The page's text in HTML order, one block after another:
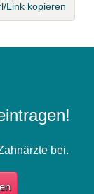
Link kopieren
bei.